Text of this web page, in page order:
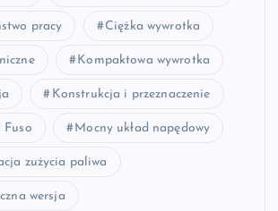
pracy Ciężka wywrotka
Kompaktowa wywrotka
Konstrukcja i przeznaczenie
Fuso Mocny układ napędowy
zużycia paliwa
wersja